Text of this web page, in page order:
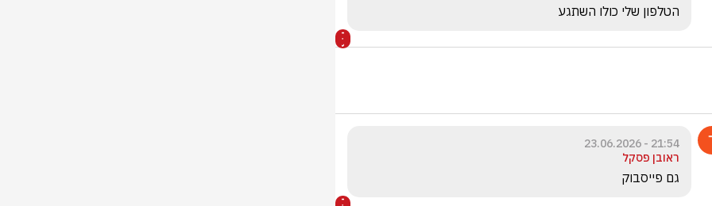
הטלפון שלי כולו השתגע
21:54 - 23.06.2026
ראובן פסקל
גם פייסבוק